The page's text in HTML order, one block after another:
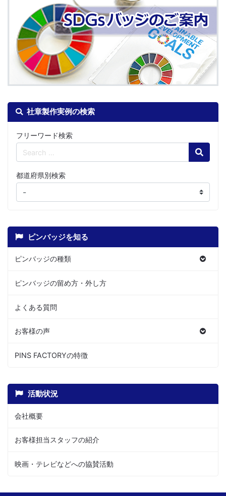
社章製作実例の検索
フリーワード検索
Search
都道府県別検索
ピンバッジを知る
ピンバッジの種類
ピンバッジの留め方・外し方
よくある質問
お客様の声
PINS FACTORYの特徴
活動状況
会社概要
お客様担当スタッフの紹介
映画・テレビなどへの協賛活動